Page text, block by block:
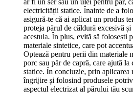
ar fi un ser sau un ulei pentru păr,
electricității statice. Înainte de a
asigură-te că ai aplicat un produs
proteja părul de căldură excesivă
acestuia. În plus, evită să folosești
materiale sintetice, care pot
Optează pentru perii din materiale
porc sau păr de capră, care ajută
statice. În concluzie, prin aplicarea
îngrijire și folosind produsele
aspectul electrizat al părului tău